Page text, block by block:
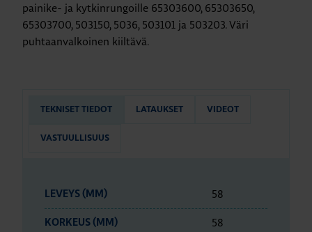
painike- ja kytkinrungoille 65303600, 65303650,
65303700, 503150, 5036, 503101 ja 503203. Väri
puhtaanvalkoinen kiiltävä.
TEKNISET TIEDOT LATAUKSET VIDEOT
VASTUULLISUUS
LEVEYS (MM) 58
KORKEUS (MM) 58